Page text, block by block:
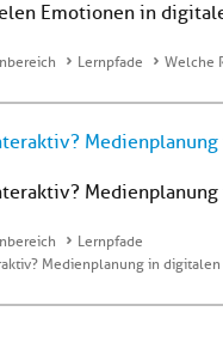
Emotionen in
Lernpfade Welche
Lernpfade
Medienplanung in